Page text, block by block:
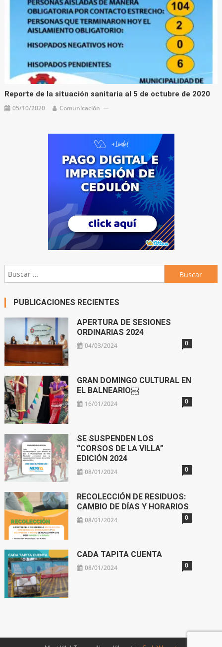
Reporte de la situación sanitaria al 5 de octubre de 2020
05/10/2020 Comunicación
Buscar:
PUBLICACIONES RECIENTES
APERTURA DE SESIONES
ORDINARIAS 2024
04/03/2024 0
GRAN DOMINGO CULTURAL EN
EL BALNEARIO￼
16/01/2024 0
SE SUSPENDEN LOS
“CORSOS DE LA VILLA”
EDICIÓN 2024
08/01/2024 0
RECOLECCIÓN DE RESIDUOS:
CAMBIO DE DÍAS Y HORARIOS
08/01/2024 0
CADA TAPITA CUENTA
08/01/2024 0